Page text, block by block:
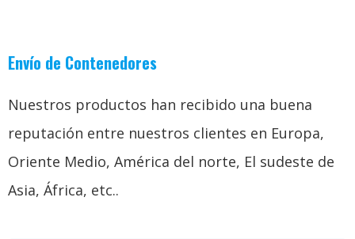
Envío de Contenedores
Nuestros productos han recibido una buena
reputación entre nuestros clientes en Europa,
Oriente Medio, América del norte, El sudeste de
Asia, África, etc..